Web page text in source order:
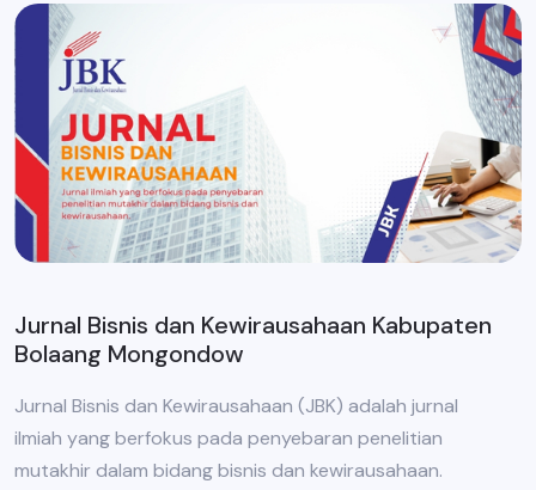
Jurnal Bisnis dan Kewirausahaan Kabupaten
Bolaang Mongondow
Jurnal Bisnis dan Kewirausahaan (JBK) adalah jurnal
ilmiah yang berfokus pada penyebaran penelitian
mutakhir dalam bidang bisnis dan kewirausahaan.